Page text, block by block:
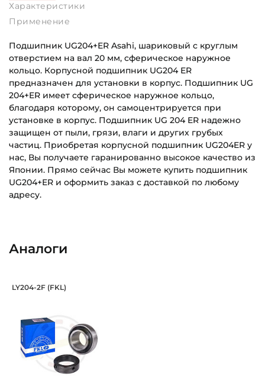
Характеристики
Применение
Подшипник UG204+ER Asahi, шариковый с круглым
отверстием на вал 20 мм, сферическое наружное
кольцо. Корпусной подшипник UG204 ER
предназначен для установки в корпус. Подшипник UG
204+ER имеет сферическое наружное кольцо,
благодаря которому, он самоцентрируется при
установке в корпус. Подшипник UG 204 ER надежно
защищен от пыли, грязи, влаги и других грубых
частиц. Приобретая корпусной подшипник UG204ER у
нас, Вы получаете гаранированно высокое качество из
Японии. Прямо сейчас Вы можете купить подшипник
UG204+ER и оформить заказ с доставкой по любому
адресу.
Наружный диаметр (D):
Ширина внутреннего кольца (B):
Ширина наружного кольца (С):
17 мм
Ширина в сборе (Монтажная):
Категория:
Аналоги
Подшипник 20х47х43,7/14 мм,
LY204-2F (FKL)